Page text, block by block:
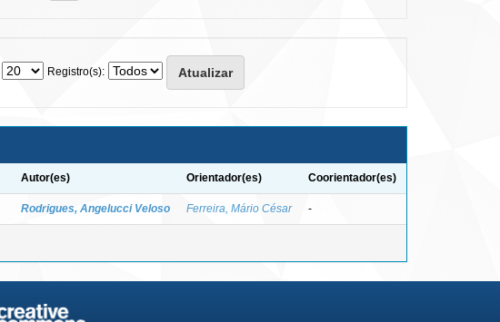
Registro(s):
Autor(es) Orientador(es) Coorientador(es)
Rodrigues, Angelucci Veloso Ferreira, Mário César -